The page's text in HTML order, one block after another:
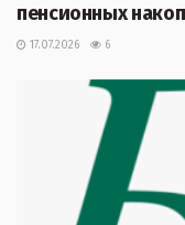
пенсионных
17.07.2026 6